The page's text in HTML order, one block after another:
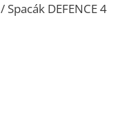
/ Spacák DEFENCE 4